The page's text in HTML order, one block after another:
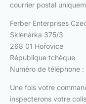
courrier postal
Ferber Enterprises
Sklenárka 375/3
268 01 Hořovice
République tchèque
Numéro de téléphone
Une fois votre
inspecterons votre